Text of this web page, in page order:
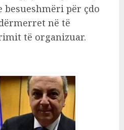
për çdo
në të
të organizuar.